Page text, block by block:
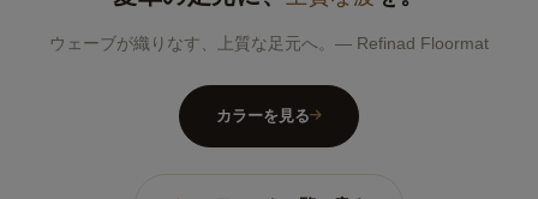
ウェーブが織りなす、上質な足元へ。― Refinad Floormat
カラーを見る